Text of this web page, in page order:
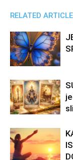
RELATED